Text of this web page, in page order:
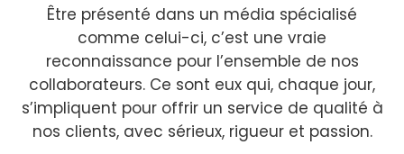
Être présenté dans un média spécialisé
comme celui-ci, c’est une vraie
reconnaissance pour l’ensemble de nos
collaborateurs. Ce sont eux qui, chaque jour,
s’impliquent pour offrir un service de qualité à
nos clients, avec sérieux, rigueur et passion.